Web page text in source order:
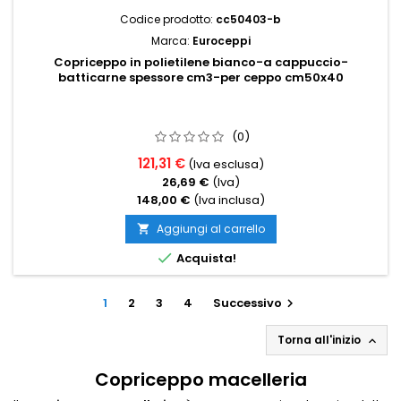
Codice prodotto: cc50403-b
Marca: Euroceppi
Copriceppo in polietilene bianco-a cappuccio-
batticarne spessore cm3-per ceppo cm50x40
(0)
121,31 € (Iva esclusa)
26,69 € (Iva)
148,00 € (Iva inclusa)
 Aggiungi al carrello
 Acquista!
1 2 3 4 Successivo 
Torna all'inizio 
Copriceppo macelleria